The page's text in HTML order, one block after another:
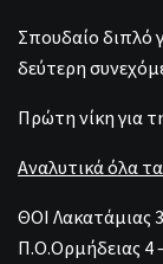
Σπουδαίο διπλό
δεύτερη
Πρώτη νίκη για
Αναλυτικά όλα
ΘΟΙ Λακατάμιας
Π.Ο.Ορμήδειας 4